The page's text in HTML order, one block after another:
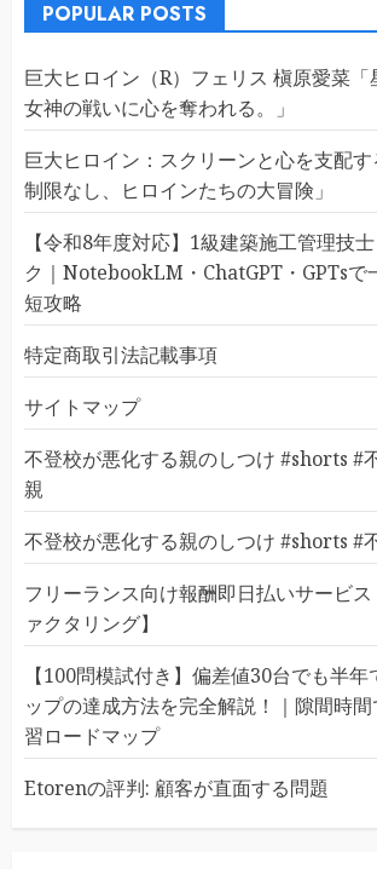
POPULAR POSTS
巨大ヒロイン（R）フェリス 槇原愛菜
女神の戦いに心を奪われる。」
巨大ヒロイン：スクリーンと心を支配
制限なし、ヒロインたちの大冒険」
【令和8年度対応】1級建築施工管理技
ク｜NotebookLM・ChatGPT・GPTsで
短攻略
特定商取引法記載事項
サイトマップ
不登校が悪化する親のしつけ #shorts #
親
不登校が悪化する親のしつけ #shorts #
フリーランス向け報酬即日払いサービ
ァクタリング】
【100問模試付き】偏差値30台でも半
ップの達成方法を完全解説！｜隙間時
習ロードマップ
Etorenの評判: 顧客が直面する問題